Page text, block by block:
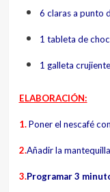
6 claras a punto
1 tableta de
1 galleta crujiente
ELABORACIÓN:
1.Poner el nescafé
2.Añadir la
3.Programar 3